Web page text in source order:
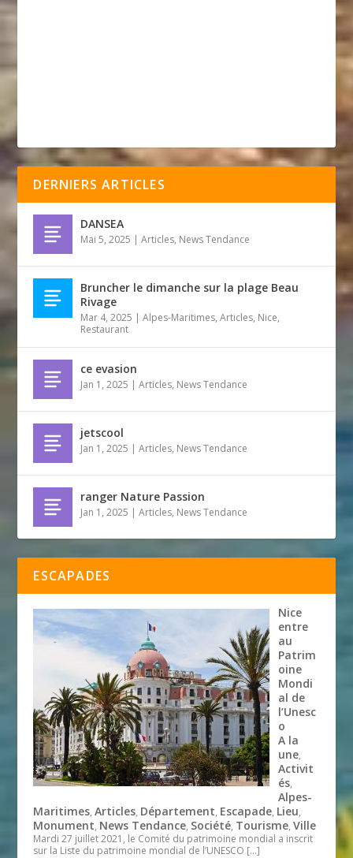
DERNIERS ARTICLES
DANSEA
Mai 5, 2025 |Articles, News Tendance
Bruncher le dimanche sur la plage Beau
Rivage
Mar 4, 2025 |Alpes-Maritimes,Articles, Nice,
Restaurant
ce evasion
Jan 1, 2025 |Articles, News Tendance
jetscool
Jan 1, 2025 |Articles, News Tendance
ranger Nature Passion
Jan 1, 2025 |Articles, News Tendance
ESCAPADES
Nice
entre
au
Patrim
oine
Mondi
al de
l’Unesc
o
A la
une,
Activit
és,
Alpes-
Maritimes,Articles, Département, Escapade, Lieu,
Monument, News Tendance, Société, Tourisme,Ville
Mardi 27 juillet 2021, le Comité du patrimoine mondial a inscrit
sur la Liste du patrimoine mondial de l’UNESCO […]